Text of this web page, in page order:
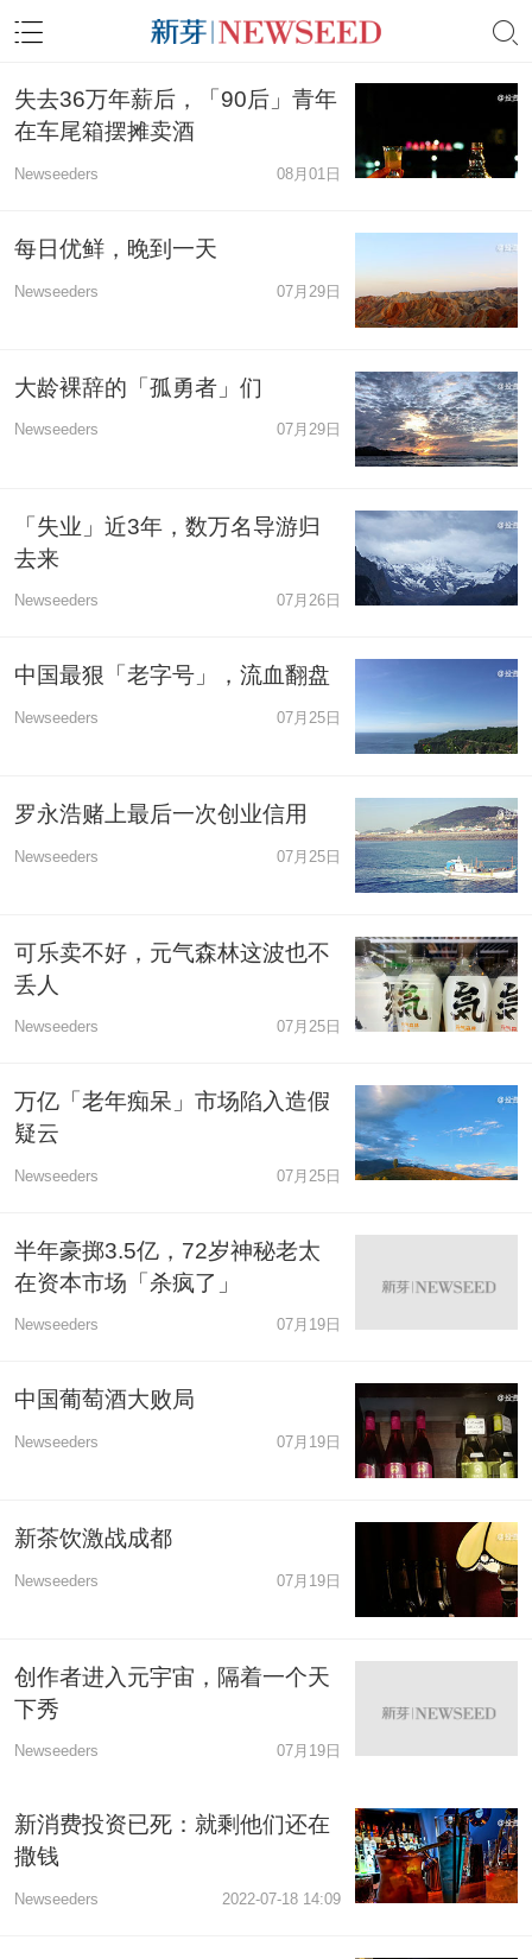
失去36万年薪后，「90后」青年
在车尾箱摆摊卖酒
Newseeders 08月01日
每日优鲜，晚到一天
Newseeders 07月29日
大龄裸辞的「孤勇者」们
Newseeders 07月29日
「失业」近3年，数万名导游归
去来
Newseeders 07月26日
中国最狠「老字号」，流血翻盘
Newseeders 07月25日
罗永浩赌上最后一次创业信用
Newseeders 07月25日
可乐卖不好，元气森林这波也不
丢人
Newseeders 07月25日
万亿「老年痴呆」市场陷入造假
疑云
Newseeders 07月25日
半年豪掷3.5亿，72岁神秘老太
在资本市场「杀疯了」
Newseeders 07月19日
中国葡萄酒大败局
Newseeders 07月19日
新茶饮激战成都
Newseeders 07月19日
创作者进入元宇宙，隔着一个天
下秀
Newseeders 07月19日
新消费投资已死：就剩他们还在
撒钱
Newseeders 2022-07-18 14:09